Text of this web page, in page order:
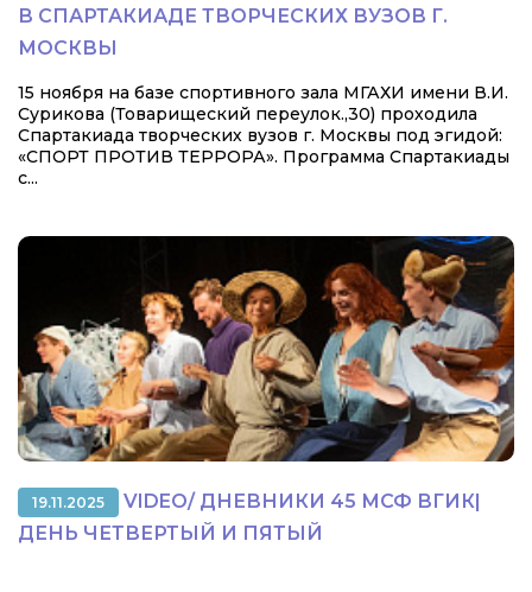
В СПАРТАКИАДЕ ТВОРЧЕСКИХ ВУЗОВ Г.
МОСКВЫ
15 ноября на базе спортивного зала МГАХИ имени В.И.
Сурикова (Товарищеский переулок.,30) проходила
Спартакиада творческих вузов г. Москвы под эгидой:
«СПОРТ ПРОТИВ ТЕРРОРА». Программа Спартакиады
с...
19.11.2025
VIDEO/ ДНЕВНИКИ 45 МСФ ВГИК|
ДЕНЬ ЧЕТВЕРТЫЙ И ПЯТЫЙ